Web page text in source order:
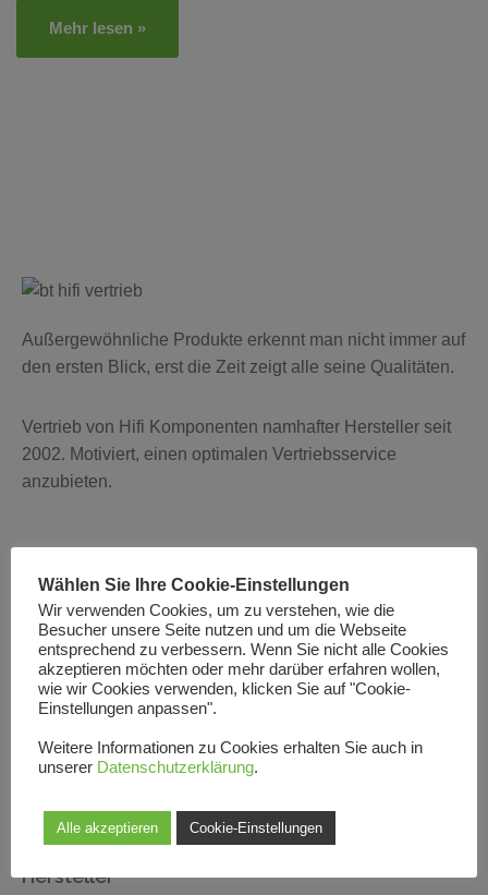
Mehr lesen »
Außergewöhnliche Produkte erkennt man nicht immer auf
den ersten Blick, erst die Zeit zeigt alle seine Qualitäten.
Vertrieb von Hifi Komponenten namhafter Hersteller seit
2002. Motiviert, einen optimalen Vertriebsservice
anzubieten.
Lautsprecher
Plattenspieler
Elektronik
Kabel
Zubehör
Hersteller
Wählen Sie Ihre Cookie-Einstellungen
Wir verwenden Cookies, um zu verstehen, wie die
Besucher unsere Seite nutzen und um die Webseite
entsprechend zu verbessern. Wenn Sie nicht alle Cookies
akzeptieren möchten oder mehr darüber erfahren wollen,
wie wir Cookies verwenden, klicken Sie auf "Cookie-
Einstellungen anpassen".
Weitere Informationen zu Cookies erhalten Sie auch in
unserer Datenschutzerklärung.
Alle akzeptieren Cookie-Einstellungen